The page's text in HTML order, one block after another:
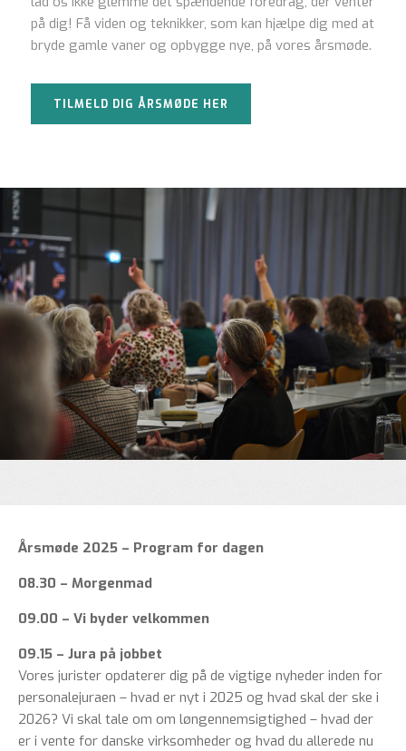
på dig! Få viden og teknikker, som kan hjælpe dig med at
bryde gamle vaner og opbygge nye, på vores årsmøde.
TILMELD DIG ÅRSMØDE HER
Årsmøde 2025 – Program for dagen
08.30 – Morgenmad
09.00 – Vi byder velkommen
09.15 – Jura på jobbet
Vores jurister opdaterer dig på de vigtige nyheder inden for
personalejuraen – hvad er nyt i 2025 og hvad skal der ske i
2026? Vi skal tale om om løngennemsigtighed – hvad der
er i vente for danske virksomheder og hvad du allerede nu